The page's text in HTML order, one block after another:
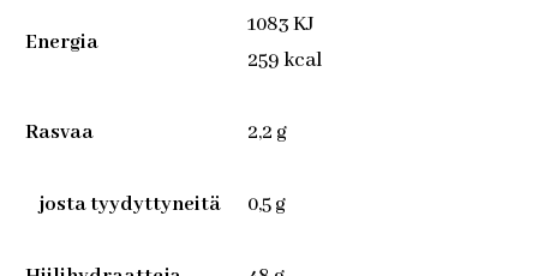
Energia
1083 KJ
259 kcal
Rasvaa 2,2 g
josta tyydyttyneitä 0,5 g